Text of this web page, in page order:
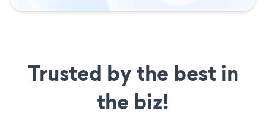
Trusted by the best in
the biz!